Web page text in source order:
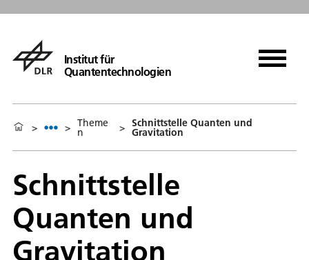
Institut für
Quantentechnologien
> > Theme
n > Schnittstelle Quanten und
Gravitation
Schnittstelle
Quanten und
Gravitation